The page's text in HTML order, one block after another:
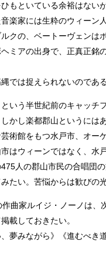
もといている余裕はない
楽家には生粋のウィーン
クの、ベートーヴェンは
ミアの出身で、正真正銘
では捉えられないのである
いう半世紀前のキャッチ
かし楽都郡山というには
術館をもつ水戸市、オー
はウィーンではなく、水
人の郡山市民の合唱団
たい。苦悩からは歓びの
曲家ルイジ・ノーノは
載しておきたい。
夢みながら》《進むべき